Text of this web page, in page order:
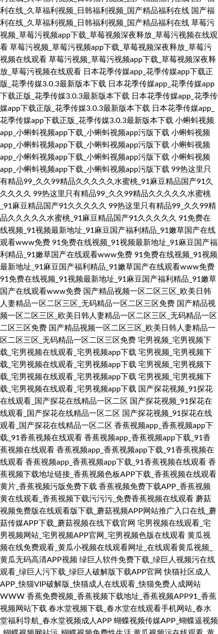
利在线_久草福利视频_日韩福利视频_国产精品福利在线 国产福
利在线_久草福利视频_日韩福利视频_国产精品福利在线 草莓污
视频_草莓污视频app下载_草莓视频深夜释放_草莓污视频在线观
看 草莓污视频_草莓污视频app下载_草莓视频深夜释放_草莓污
视频在线观看 草莓污视频_草莓污视频app下载_草莓视频深夜释
放_草莓污视频在线观看 日本花季传媒app_花季传媒app下载正
版_花季传媒3.0.3最新版本下载 日本花季传媒app_花季传媒app
下载正版_花季传媒3.0.3最新版本下载 日本花季传媒app_花季传
媒app下载正版_花季传媒3.0.3最新版本下载 日本花季传媒app_
花季传媒app下载正版_花季传媒3.0.3最新版本下载 小蝌蚪视频
app_小蝌蚪视频app下载_小蝌蚪视频app污版下载 小蝌蚪视频
app_小蝌蚪视频app下载_小蝌蚪视频app污版下载 小蝌蚪视频
app_小蝌蚪视频app下载_小蝌蚪视频app污版下载 小蝌蚪视频
app_小蝌蚪视频app下载_小蝌蚪视频app污版下载 99热这里只
有精品99_久久99精品久久久久久水蜜桃_91麻豆精品国产91久
久久久久 99热这里只有精品99_久久99精品久久久久久水蜜桃
_91麻豆精品国产91久久久久久 99热这里只有精品99_久久99精
品久久久久久水蜜桃_91麻豆精品国产91久久久久久 91免费在
线视频_91视频最新地址_91麻豆国产福利精品_91嫩草国产在线
观看www免费 91免费在线视频_91视频最新地址_91麻豆国产福
利精品_91嫩草国产在线观看www免费 91免费在线视频_91视频
最新地址_91麻豆国产福利精品_91嫩草国产在线观看www免费
91免费在线视频_91视频最新地址_91麻豆国产福利精品_91嫩草
国产在线观看www免费 国产精品视频一区二区三区_欧美日韩
人妻精品一区二区三区_无码精品一区二区三区免费 国产精品视
频一区二区三区_欧美日韩人妻精品一区二区三区_无码精品一区
二区三区免费 国产精品视频一区二区三区_欧美日韩人妻精品一
区二区三区_无码精品一区二区三区免费 宅男视频_宅男视频下
载_宅男视频在线观看_宅男视频app下载 宅男视频_宅男视频下
载_宅男视频在线观看_宅男视频app下载 宅男视频_宅男视频下
载_宅男视频在线观看_宅男视频app下载 宅男视频_宅男视频下
载_宅男视频在线观看_宅男视频app下载 国产探花视频_91探花
在线观看_国产探花在线精品一区二区 国产探花视频_91探花在
线观看_国产探花在线精品一区二区 国产探花视频_91探花在线
观看_国产探花在线精品一区二区 香蕉视频app_香蕉视频app下
载_91香蕉视频在线观看 香蕉视频app_香蕉视频app下载_91香
蕉视频在线观看 香蕉视频app_香蕉视频app下载_91香蕉视频在
线观看 香蕉视频app_香蕉视频app下载_91香蕉视频在线观看 香
蕉视频下载地址链接_香蕉视频色板APP下载_香蕉视频在线观看
黄片_香蕉视频污版免费下载 香蕉视频免费下载APP_香蕉视频
黄在线观看_香蕉视频下载污污污_免费香蕉视频在线观看 蘑菇
视频免费版在线观看版下载_蘑菇视频APP网站推广入口在线_蘑
菇传媒APP下载_蘑菇视频在线下载官网 宅男视频在线观看_宅
男视频网站_宅男视频APP官网_宅男视频色版在线观看 黄瓜视
频在线免费观看_黄瓜小视频在线观看网址_在线观看黄瓜视频_
黄瓜无码高清APP视频 绿巨人软件免费下载_绿巨人视频污在线
观看_绿巨人污下载_绿巨人破解版下载APP官网 快猫社区成人
APP_快猫VIP破解版_快猫成人在线观看_快猫免费人成网站
WWW 香蕉免费视频_香蕉视频下载地址_香蕉视频APP91_香蕉
视频网站下载 春水堂视频下载_春水堂在线观看手机网站_春水
堂福利导航_春水堂视频成人APP 蝴蝶视频传媒APP_蝴蝶逼视频